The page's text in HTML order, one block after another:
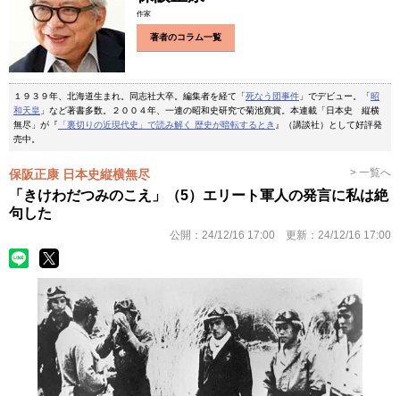
作家
著者のコラム一覧
１９３９年、北海道生まれ。同志社大卒。編集者を経て「死なう団事件 」でデビュー。「昭
和天皇 」など著書多数。２００４年、一連の昭和史研究で菊池寛賞。本連載「日本史 縦横
無尽」が『 「裏切りの近現代史」で読み解く 歴史が暗転するとき 』（講談社）として好評発
売中。
保阪正康 日本史縦横無尽 > 一覧へ
「きけわだつみのこえ」（5）エリート軍人の発言に私は絶
句した
公開： 24/12/16 17:00 更新： 24/12/16 17:00